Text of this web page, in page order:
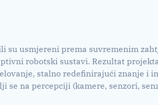
su usmjereni prema suvremenim
robotski sustavi. Rezultat
stalno redefinirajući znanje
na percepciji (kamere, senzori,